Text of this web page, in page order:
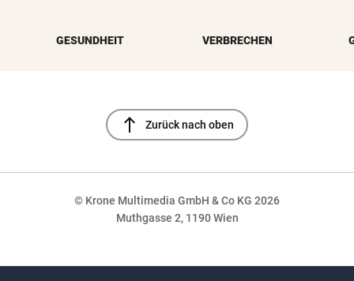
GESUNDHEIT VERBRECHEN
north Zurück nach oben
© Krone Multimedia GmbH & Co KG 2026
Muthgasse 2, 1190 Wien
NaN%